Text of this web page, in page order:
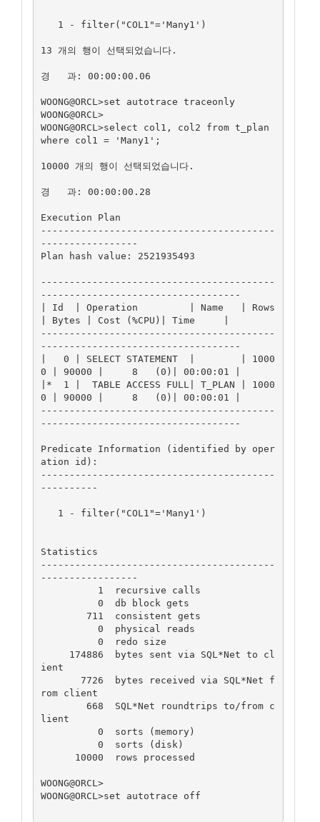
13 개의 행이 선택되었습니다.
경   과: 00:00:00.06
WOONG@ORCL>set autotrace traceonly
WOONG@ORCL>
WOONG@ORCL>select col1, col2 from t_plan
where col1 = 'Many1';
10000 개의 행이 선택되었습니다.
경   과: 00:00:00.28
Execution Plan
-----------------------------------------
-----------------
Plan hash value: 2521935493
-----------------------------------------
-----------------------------------
| Id  | Operation         | Name   | Rows
| Bytes | Cost (%CPU)| Time     |
-----------------------------------------
-----------------------------------
|   0 | SELECT STATEMENT  |        | 1000
0 | 90000 |     8   (0)| 00:00:01 |
|*  1 |  TABLE ACCESS FULL| T_PLAN | 1000
0 | 90000 |     8   (0)| 00:00:01 |
-----------------------------------------
-----------------------------------
Predicate Information (identified by oper
ation id):
-----------------------------------------
----------
Statistics
-----------------------------------------
-----------------
ient
rom client
lient
WOONG@ORCL>
WOONG@ORCL>set autotrace off